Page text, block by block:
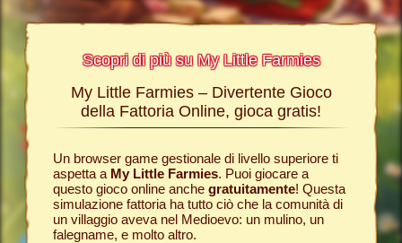
Scopri di più su My Little Farmies
Nelle
nostro
sui
My Little Farmies – Divertente Gioco
della Fattoria Online, gioca gratis!
Un browser game gestionale di livello superiore ti
aspetta a My Little Farmies. Puoi giocare a
questo gioco online anche gratuitamente! Questa
simulazione fattoria ha tutto ciò che la comunità di
un villaggio aveva nel Medioevo: un mulino, un
falegname, e molto altro.
Tutto
nella
Per
nella
Come